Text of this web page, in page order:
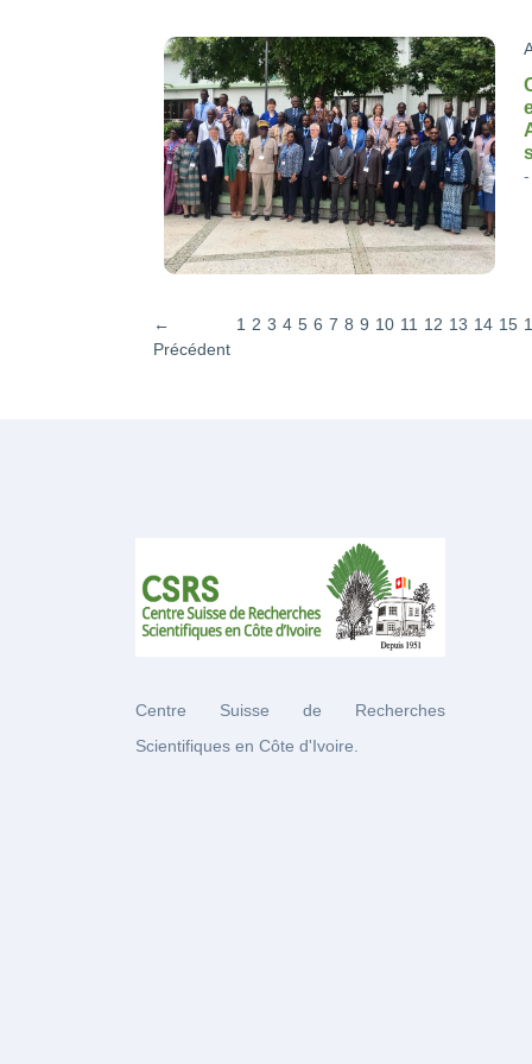
←
Précédent
1 2 3 4 5 6 7 8 9 10 11 12 13 14 15
Centre Suisse de Recherches
Scientifiques en Côte d'Ivoire.